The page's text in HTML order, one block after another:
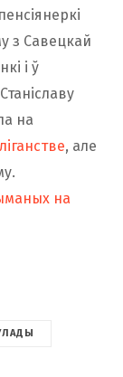
з Савецкай
і ў
на
, але
на